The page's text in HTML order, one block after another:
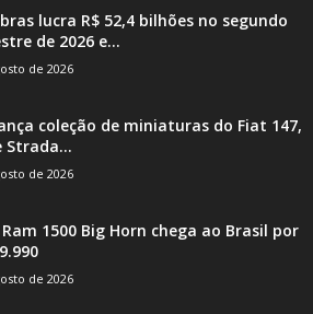
lucra R$ 52,4 bilhões no segundo
de 2026 e...
de 2026
coleção de miniaturas do Fiat 147,
Strada...
de 2026
1500 Big Horn chega ao Brasil por
de 2026